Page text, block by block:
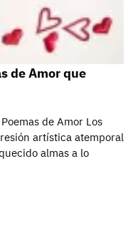
de Amor que
de Amor Los
artística atemporal
almas a lo